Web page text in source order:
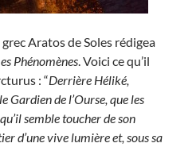
Aratos de Soles rédigea
Phénomènes. Voici ce qu’il
: “Derrière Héliké,
Gardien de l’Ourse, que les
semble toucher de son
d’une vive lumière et, sous sa